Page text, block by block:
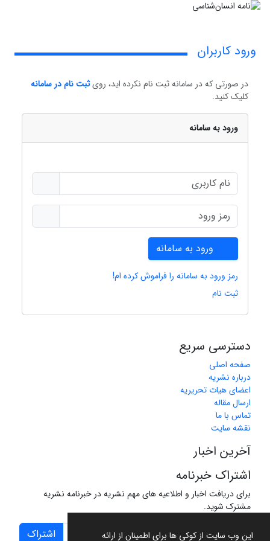
این وب سایت از کوکی ها برای اطمینان از ارائه
ورود کاربران
در صورتی که در سامانه ثبت نام نکرده اید، رویثبت نام در سامانه
کلیک کنید.
ورود به سامانه
ورود به سامانه
رمز ورود به سامانه را فراموش کرده ام!
ثبت نام
دسترسی سریع
صفحه اصلی
درباره نشریه
اعضای هیات تحریریه
ارسال مقاله
تماس با ما
نقشه سایت
آخرین اخبار
اشتراک خبرنامه
برای دریافت اخبار و اطلاعیه های مهم نشریه در خبرنامه نشریه
مشترک شوید.
اشتراک